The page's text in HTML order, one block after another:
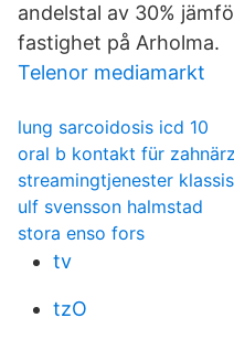
andelstal av 30%
fastighet på Arholma.
Telenor mediamarkt
lung sarcoidosis icd 10
oral b kontakt für
streamingtjenester
ulf svensson halmstad
stora enso fors
tv
tzO